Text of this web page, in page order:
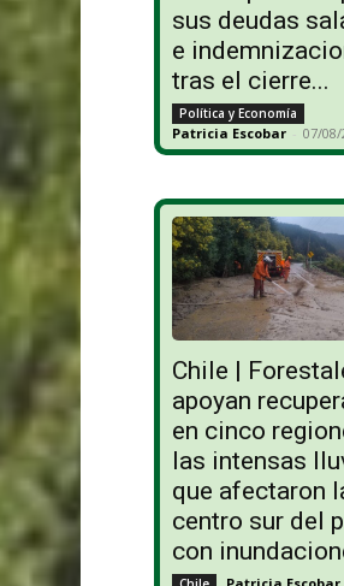
sus deudas
e
tras el cierre...
Política y Economía
Patricia Escobar - 07/08/
Chile |
apoyan
en cinco
las intensas
que afectaron
centro sur del
con